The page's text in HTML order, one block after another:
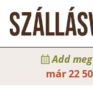
Add
már22